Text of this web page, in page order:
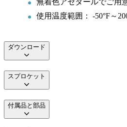
無着色アセタールでご用
使用温度範囲： -50°F～
ダウンロード
スプロケット
付属品と部品